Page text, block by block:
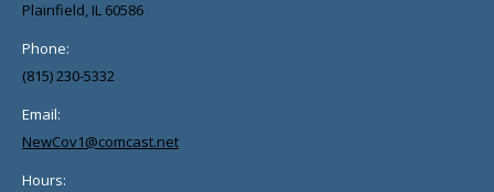
Plainfield, IL 60586
Phone:
(815) 230-5332
Email:
NewCov1@comcast.net
Hours: